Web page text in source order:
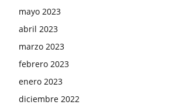
mayo 2023
abril 2023
marzo 2023
febrero 2023
enero 2023
diciembre 2022